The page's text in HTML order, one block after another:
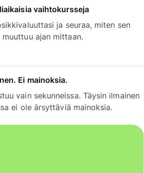
vaihtokursseja
ja seuraa, miten sen
ajan mittaan.
Ei mainoksia.
vain sekunneissa. Täysin ilmainen
ei ole ärsyttäviä mainoksia.